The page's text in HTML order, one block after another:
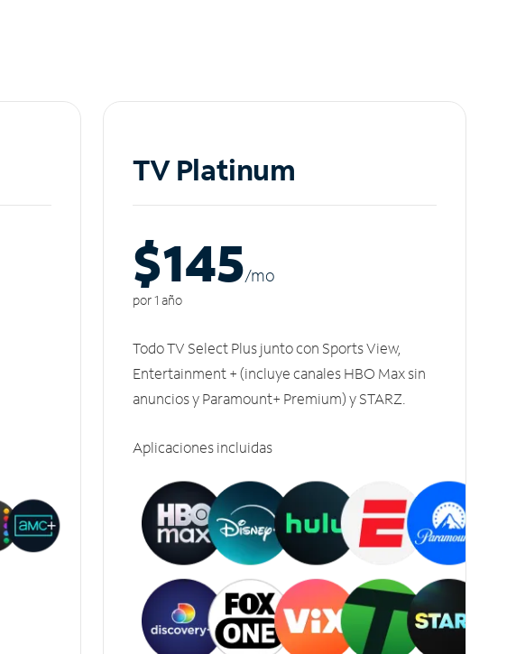
TV Platinum
$145/mo
por 1 año
Todo TV Select Plus junto con Sports View,
Entertainment + (incluye canales HBO Max sin
anuncios y Paramount+ Premium) y STARZ.
Aplicaciones incluidas